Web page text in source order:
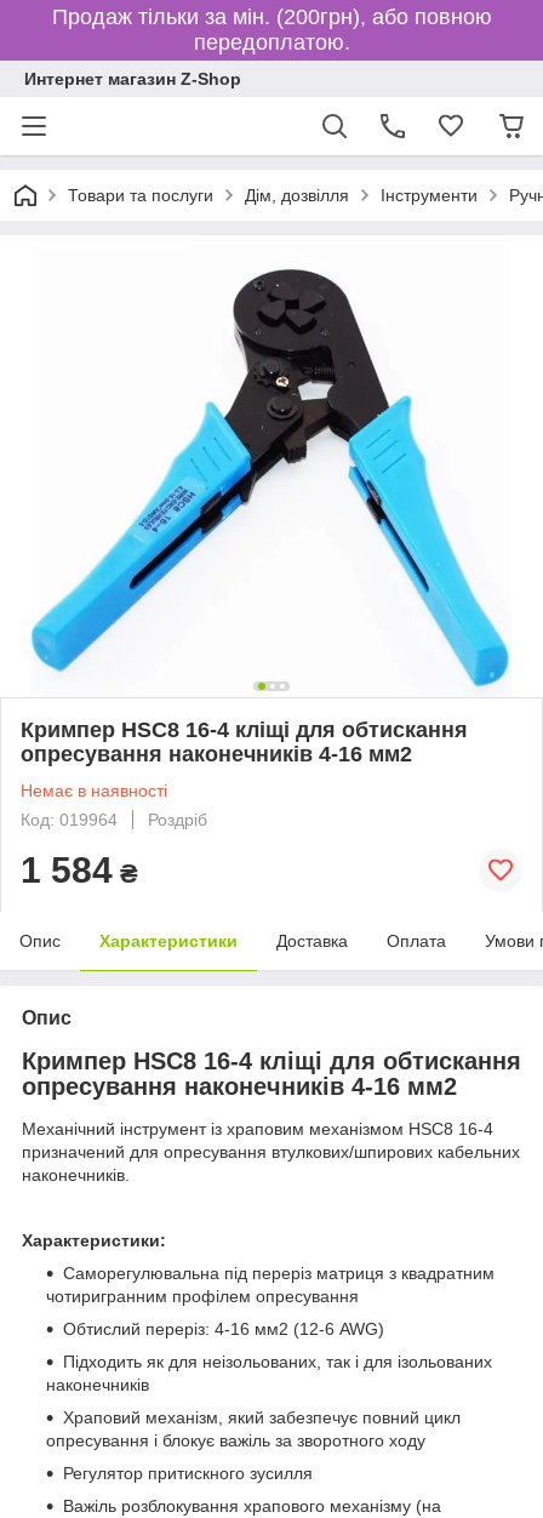
Продаж тільки за мін. (200грн), або повною
передоплатою.
Интернет магазин Z-Shop
Товари та послуги Дім, дозвілля Інструменти
Кримпер HSC8 16-4 кліщі для обтискання
опресування наконечників 4-16 мм2
Немає в наявності
Код: 019964
Роздріб
1 584 ₴
Опис Характеристики Доставка Оплата Умови
Опис
Кримпер HSC8 16-4 кліщі для обтискання
опресування наконечників 4-16 мм2
Механічний інструмент із храповим механізмом HSC8 16-4
призначений для опресування втулкових/шпирових кабельних
наконечників.
Характеристики:
Саморегулювальна під переріз матриця з квадратним
чотиригранним профілем опресування
Обтислий переріз: 4-16 мм2 (12-6 AWG)
Підходить як для неізольованих, так і для ізольованих
наконечників
Храповий механізм, який забезпечує повний цикл
опресування і блокує важіль за зворотного ходу
Регулятор притискного зусилля
Важіль розблокування храпового механізму (на